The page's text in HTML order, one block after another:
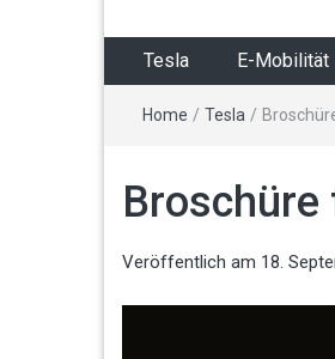
Tesla E-Mobilität
Home / Tesla /
Broschüre
Veröffentlich am 18.